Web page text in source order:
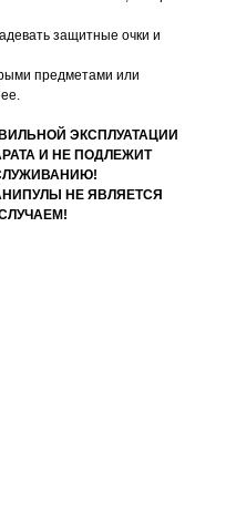
защитные очки и
предметами или
ЭКСПЛУАТАЦИИ
И НЕ ПОДЛЕЖИТ
НЕ ЯВЛЯЕТСЯ